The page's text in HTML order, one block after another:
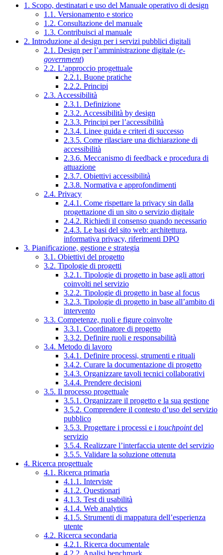
1. Scopo, destinatari e uso del Manuale operativo di design
1.1. Versionamento e storico
1.2. Consultazione del manuale
1.3. Contribuisci al manuale
2. Introduzione al design per i servizi pubblici digitali
2.1. Design per l’amministrazione digitale (e-
government)
2.2. L’approccio progettuale
2.2.1. Buone pratiche
2.2.2. Principi
2.3. Accessibilità
2.3.1. Definizione
2.3.2. Accessibilità by design
2.3.3. Principi per l’accessibilità
2.3.4. Linee guida e criteri di successo
2.3.5. Come rilasciare una dichiarazione di
accessibilità
2.3.6. Meccanismo di feedback e procedura di
attuazione
2.3.7. Obiettivi accessibilità
2.3.8. Normativa e approfondimenti
2.4. Privacy
2.4.1. Come rispettare la privacy sin dalla
progettazione di un sito o servizio digitale
2.4.2. Richiedi il consenso quando necessario
2.4.3. Le basi del sito web: architettura,
informativa privacy, riferimenti DPO
3. Pianificazione, gestione e strategia
3.1. Obiettivi del progetto
3.2. Tipologie di progetti
3.2.1. Tipologie di progetto in base agli attori
coinvolti nel servizio
3.2.2. Tipologie di progetto in base al focus
3.2.3. Tipologie di progetto in base all’ambito di
intervento
3.3. Competenze, ruoli e figure coinvolte
3.3.1. Coordinatore di progetto
3.3.2. Definire ruoli e responsabilità
3.4. Metodo di lavoro
3.4.1. Definire processi, strumenti e rituali
3.4.2. Curare la documentazione di progetto
3.4.3. Organizzare tavoli tecnici collaborativi
3.4.4. Prendere decisioni
3.5. Il processo progettuale
3.5.1. Organizzare il progetto e la sua gestione
3.5.2. Comprendere il contesto d’uso del servizio
pubblico
3.5.3. Progettare i processi e i touchpointdel
servizio
3.5.4. Realizzare l’interfaccia utente del servizio
3.5.5. Validare la soluzione ottenuta
4. Ricerca progettuale
4.1. Ricerca primaria
4.1.1. Interviste
4.1.2. Questionari
4.1.3. Test di usabilità
4.1.4. Web analytics
4.1.5. Strumenti di mappatura dell’esperienza
utente
4.2. Ricerca secondaria
4.2.1. Ricerca documentale
4.2.2. Analisi benchmark